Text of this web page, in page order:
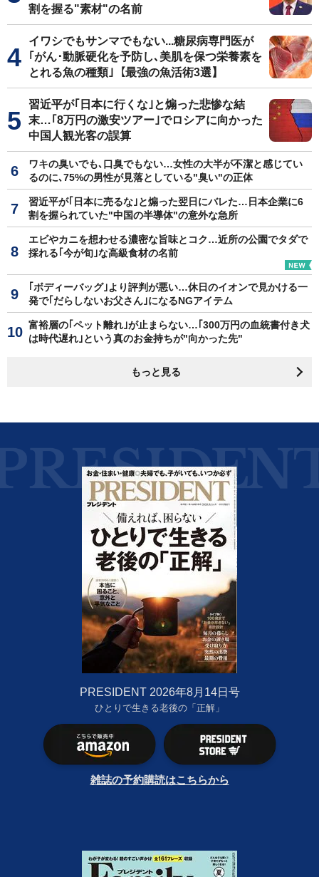
割を握る"素材"の名前
イワシでもサンマでもない...糖尿病専門医が
｢がん･動脈硬化を予防し､美肌を保つ栄養素を
とれる魚の種類｣【最強の魚活術3選】
習近平が｢日本に行くな｣と煽った悲惨な結
末…｢8万円の激安ツアー｣でロシアに向かった
中国人観光客の誤算
ワキの臭いでも､口臭でもない…女性の大半が不潔と感じてい
るのに､75%の男性が見落としている"臭い"の正体
習近平が｢日本に売るな｣と煽った翌日にバレた…日本企業に6
割を握られていた"中国の半導体"の意外な急所
エビやカニを想わせる濃密な旨味とコク…近所の公園でタダで
採れる｢今が旬｣な高級食材の名前
｢ボディーバッグ｣より評判が悪い…休日のイオンで見かける一
発で｢だらしないお父さん｣になるNGアイテム
富裕層の｢ペット離れ｣が止まらない…｢300万円の血統書付き犬
は時代遅れ｣という真のお金持ちが"向かった先"
もっと見る
PRESIDENT 2026年8月14日号
ひとりで生きる老後の「正解」
雑誌の予約購読はこちらから